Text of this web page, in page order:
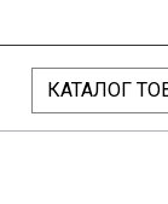
КАТАЛОГ